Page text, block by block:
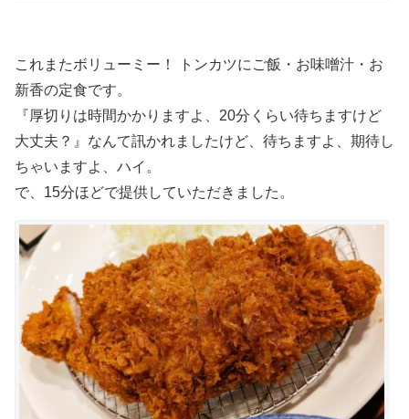
これまたボリューミー！ トンカツにご飯・お味噌汁・お
新香の定食です。
『厚切りは時間かかりますよ、20分くらい待ちますけど
大丈夫？』なんて訊かれましたけど、待ちますよ、期待し
ちゃいますよ、ハイ。
で、15分ほどで提供していただきました。